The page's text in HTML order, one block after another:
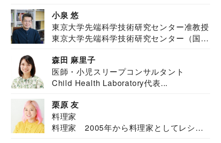
小泉 悠
東京大学先端科学技術研究センター准教授
東京大学先端科学技術研究センター（国際
森田 麻里子
医師・小児スリープコンサルタント
Child Health Laboratory代表...
栗原 友
料理家
料理家 2005年から料理家としてレシピ